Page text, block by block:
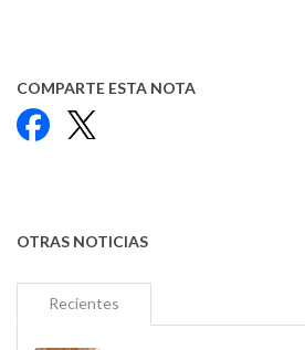
COMPARTE ESTA NOTA
Facebook
OTRAS NOTICIAS
Recientes